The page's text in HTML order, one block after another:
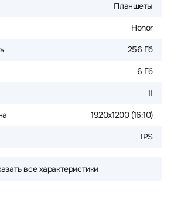
Планшеты
Honor
256 Гб
6 Гб
11
1920x1200 (16:10)
IPS
все характеристики